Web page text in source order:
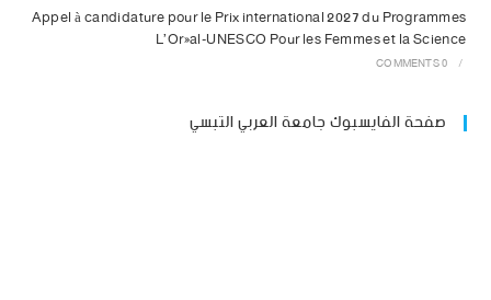
Appel à candidature pour le Prix international 2027 du Programmes
L’Oréal-UNESCO Pour les Femmes et la Science
/
0 COMMENTS
صفحة الفايسبوك جامعة العربي التبسي